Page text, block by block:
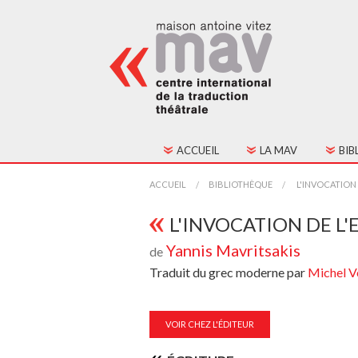
ACCUEIL LA MAV
HISTORIQUE
FONCTIONNEMENT
CONSEIL
ADHÉSION
ACCUEIL BIBLIOTHÈQUE
L'INVOCATION DE
de Yannis Mavritsakis
Traduit du grec moderne par Michel
VOIR CHEZ L'ÉDITEUR